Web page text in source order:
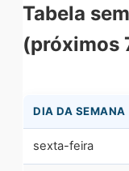
Tabela
(próximos
DIA DA SEMANA
sexta-feira